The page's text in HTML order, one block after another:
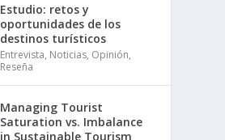
Estudio: retos y
oportunidades de los
destinos turísticos
Entrevista, Noticias, Opinión,
Reseña
Managing Tourist
Saturation vs. Imbalance
in Sustainable Tourism